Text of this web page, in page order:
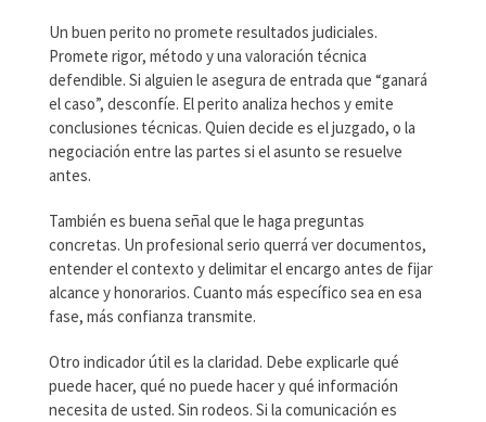
Un buen perito no promete resultados judiciales.
Promete rigor, método y una valoración técnica
defendible. Si alguien le asegura de entrada que “ganará
el caso”, desconfíe. El perito analiza hechos y emite
conclusiones técnicas. Quien decide es el juzgado, o la
negociación entre las partes si el asunto se resuelve
antes.
También es buena señal que le haga preguntas
concretas. Un profesional serio querrá ver documentos,
entender el contexto y delimitar el encargo antes de fijar
alcance y honorarios. Cuanto más específico sea en esa
fase, más confianza transmite.
Otro indicador útil es la claridad. Debe explicarle qué
puede hacer, qué no puede hacer y qué información
necesita de usted. Sin rodeos. Si la comunicación es